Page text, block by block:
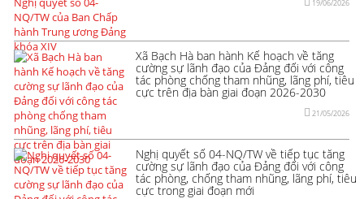
19/06/2026
Xã Bạch Hà ban hành Kế hoạch về tăng
cường sự lãnh đạo của Đảng đối với công
tác phòng chống tham nhũng, lãng phí, tiêu
cực trên địa bàn giai đoạn 2026-2030
21/05/2026
Nghị quyết số 04-NQ/TW về tiếp tục tăng
cường sự lãnh đạo của Đảng đối với công
tác phòng, chống tham nhũng, lãng phí, tiêu
cực trong giai đoạn mới